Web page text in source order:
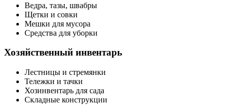
Ведра, тазы, швабры
Щетки и совки
Мешки для мусора
Средства для уборки
Хозяйственный инвентарь
Лестницы и стремянки
Тележки и тачки
Хозинвентарь для сада
Складные конструкции